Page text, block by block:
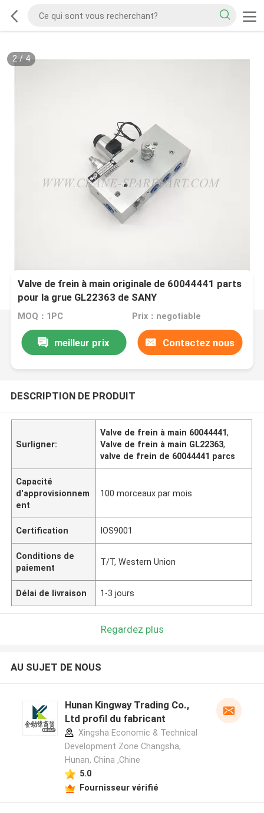
2/ 4
Valve de frein à main originale de 60044441 parts
pour la grue GL22363 de SANY
MOQ：1PC Prix：negotiable
meilleur prix Contactez nous
DESCRIPTION DE PRODUIT
Surligner:
Valve de frein à main 60044441,
Valve de frein à main GL22363,
valve de frein de 60044441 parcs
Capacité
d'approvisionnem
ent
100 morceaux par mois
Certification IOS9001
Conditions de
paiement
T/T, Western Union
Délai de livraison 1-3 jours
Regardez plus
AU SUJET DE NOUS
Hunan Kingway Trading Co.,
Ltd profil du fabricant
Xingsha Economic & Technical
Development Zone Changsha,
Hunan, China ,Chine
5.0
Fournisseur vérifié